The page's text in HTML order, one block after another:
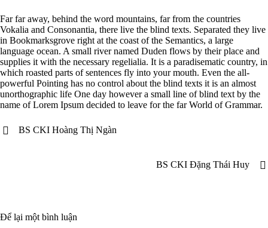
Far far away, behind the word mountains, far from the countries
Vokalia and Consonantia, there live the blind texts. Separated they live
in Bookmarksgrove right at the coast of the Semantics, a large
language ocean. A small river named Duden flows by their place and
supplies it with the necessary regelialia. It is a paradisematic country, in
which roasted parts of sentences fly into your mouth. Even the all-
powerful Pointing has no control about the blind texts it is an almost
unorthographic life One day however a small line of blind text by the
name of Lorem Ipsum decided to leave for the far World of Grammar.
BS CKI Hoàng Thị Ngàn
BS CKI Đặng Thái Huy
Để lại một bình luận